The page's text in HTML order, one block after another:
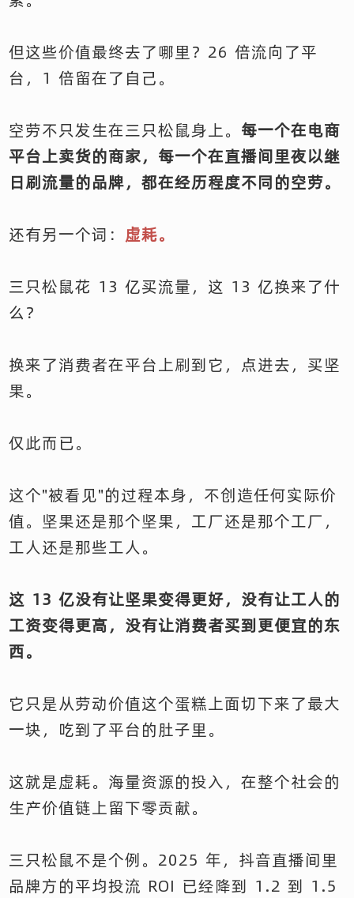
但这些价值最终去了哪里？26 倍流向了平
台，1 倍留在了自己。
空劳不只发生在三只松鼠身上。 每一个在电商
平台上卖货的商家，每一个在直播间里夜以继
日刷流量的品牌，都在经历程度不同的空劳。
还有另一个词： 虚耗。
三只松鼠花 13 亿买流量，这 13 亿换来了什
么？
换来了消费者在平台上刷到它，点进去，买坚
果。
仅此而已。
这个"被看见"的过程本身，不创造任何实际价
值。坚果还是那个坚果，工厂还是那个工厂，
工人还是那些工人。
这 13 亿没有让坚果变得更好，没有让工人的
工资变得更高，没有让消费者买到更便宜的东
西。
它只是从劳动价值这个蛋糕上面切下来了最大
一块，吃到了平台的肚子里。
这就是虚耗。海量资源的投入，在整个社会的
生产价值链上留下零贡献。
三只松鼠不是个例。2025 年，抖音直播间里
品牌方的平均投流 ROI 已经降到 1.2 到 1.5